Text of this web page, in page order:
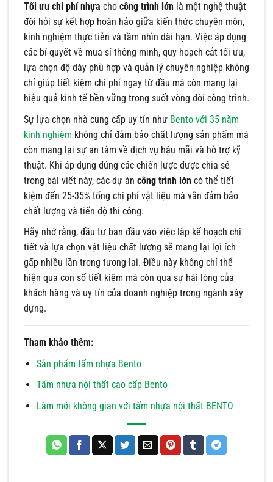
Tối ưu chi phí nhựa cho công trình lớn là một nghệ thuật
đòi hỏi sự kết hợp hoàn hảo giữa kiến thức chuyên môn,
kinh nghiệm thực tiễn và tầm nhìn dài hạn. Việc áp dụng
các bí quyết về mua sỉ thông minh, quy hoạch cắt tối ưu,
lựa chọn độ dày phù hợp và quản lý chuyên nghiệp không
chỉ giúp tiết kiệm chi phí ngay từ đầu mà còn mang lại
hiệu quả kinh tế bền vững trong suốt vòng đời công trình.
Sự lựa chọn nhà cung cấp uy tín như Bento với 35 năm
kinh nghiệm không chỉ đảm bảo chất lượng sản phẩm mà
còn mang lại sự an tâm về dịch vụ hậu mãi và hỗ trợ kỹ
thuật. Khi áp dụng đúng các chiến lược được chia sẻ
trong bài viết này, các dự án công trình lớn có thể tiết
kiệm đến 25-35% tổng chi phí vật liệu mà vẫn đảm bảo
chất lượng và tiến độ thi công.
Hãy nhớ rằng, đầu tư ban đầu vào việc lập kế hoạch chi
tiết và lựa chọn vật liệu chất lượng sẽ mang lại lợi ích
gấp nhiều lần trong tương lai. Điều này không chỉ thể
hiện qua con số tiết kiệm mà còn qua sự hài lòng của
khách hàng và uy tín của doanh nghiệp trong ngành xây
dựng.
Tham khảo thêm:
Sản phẩm tấm nhựa Bento
Tấm nhựa nội thất cao cấp Bento
Làm mới không gian với tấm nhựa nội thất BENTO